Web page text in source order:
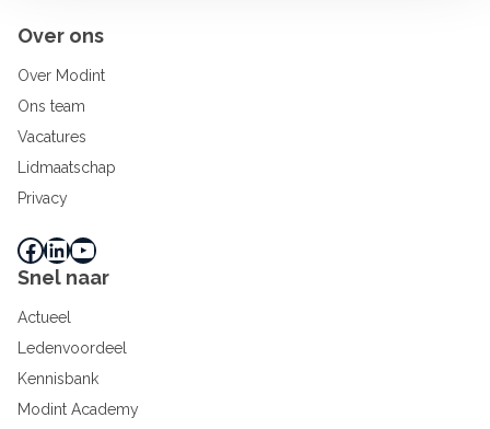
Over ons
Over Modint
Ons team
Vacatures
Lidmaatschap
Privacy
Facebook LinkedIn YouTube
Snel naar
Actueel
Ledenvoordeel
Kennisbank
Modint Academy